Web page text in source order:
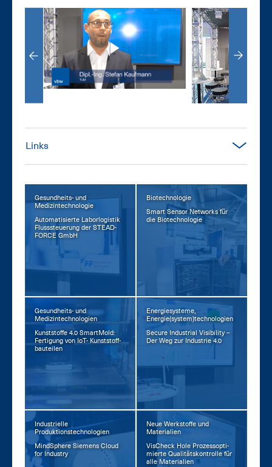
Links
Gesundheits- und
Medizintechnologie
Au­to­ma­ti­sier­te La­bor­lo­gis­tik
Fluss­steue­rung der STEAD­
FORCE GmbH
Biotechnologie
Smart Sen­sor Net­works für
die Bio­tech­no­lo­gie
Gesundheits- und
Medizintechnologien
Kunst­stof­fe 4.0 Smart­Mold:
Fer­ti­gung von IoT- Kunst­stoff­
bau­tei­len
Energiesysteme,
Energie(system)technologien
Se­cu­re In­dus­tri­al Vi­si­bi­li­ty –
Der Weg zur In­dus­trie 4.0
Industrielle
Produktionstechnologien
Mind­S­phe­re Sie­mens Cloud
for In­dus­try
Neue Werkstoffe und
Materialien
Vi­sCheck Ho­le Pro­zess­op­ti­
mier­te Qua­li­täts­kon­trol­le für
al­le Ma­te­ria­li­en